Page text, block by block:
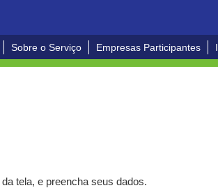
Sobre o Serviço Empresas Participantes
tela, e preencha seus dados.